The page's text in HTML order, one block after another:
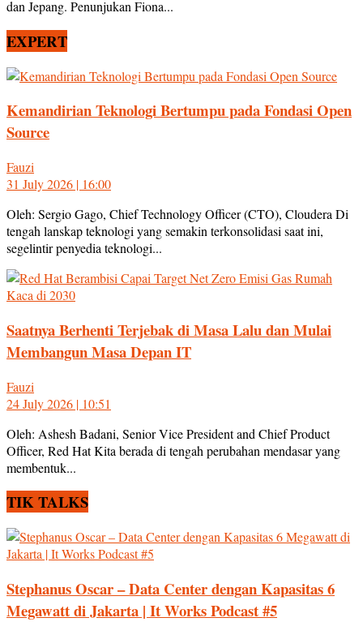
dan Jepang. Penunjukan Fiona...
EXPERT
Kemandirian Teknologi Bertumpu pada Fondasi Open
Source
Fauzi
31 July 2026 | 16:00
Oleh: Sergio Gago, Chief Technology Officer (CTO), Cloudera Di
tengah lanskap teknologi yang semakin terkonsolidasi saat ini,
segelintir penyedia teknologi...
Saatnya Berhenti Terjebak di Masa Lalu dan Mulai
Membangun Masa Depan IT
Fauzi
24 July 2026 | 10:51
Oleh: Ashesh Badani, Senior Vice President and Chief Product
Officer, Red Hat Kita berada di tengah perubahan mendasar yang
membentuk...
TIK TALKS
Stephanus Oscar – Data Center dengan Kapasitas 6
Megawatt di Jakarta | It Works Podcast #5